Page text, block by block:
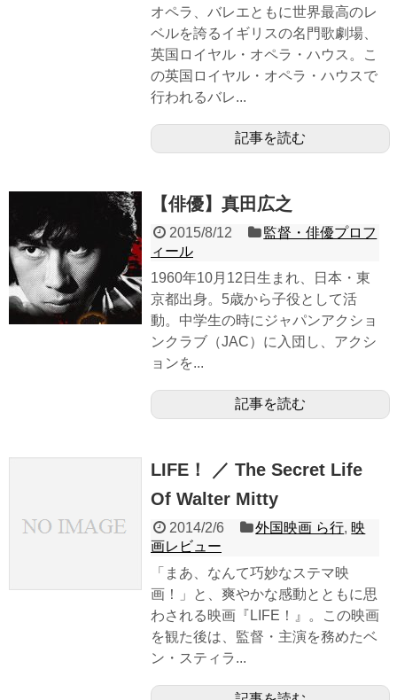
オペラ、バレエともに世界最高のレ
ベルを誇るイギリスの名門歌劇場、
英国ロイヤル・オペラ・ハウス。こ
の英国ロイヤル・オペラ・ハウスで
行われるバレ...
記事を読む
【俳優】真田広之
2015/8/12
監督・俳優プロフ
ィール
1960年10月12日生まれ、日本・東
京都出身。5歳から子役として活
動。中学生の時にジャパンアクショ
ンクラブ（JAC）に入団し、アクシ
ョンを...
記事を読む
LIFE！ ／ The Secret Life
Of Walter Mitty
2014/2/6 外国映画 ら行, 映
画レビュー
「まあ、なんて巧妙なステマ映
画！」と、爽やかな感動とともに思
わされる映画『LIFE！』。この映画
を観た後は、監督・主演を務めたベ
ン・スティラ...